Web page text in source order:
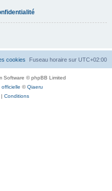
Fuseau horaire sur UTC+02:00
cookies
Software © phpBB Limited
©Qiaeru
| Conditions